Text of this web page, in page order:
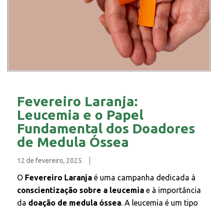
Fevereiro Laranja:
Leucemia e o Papel
Fundamental dos Doadores
de Medula Óssea
12 de fevereiro, 2025
O Fevereiro Laranja é uma campanha dedicada à
conscientização sobre a leucemia e à importância
da doação de medula óssea. A leucemia é um tipo